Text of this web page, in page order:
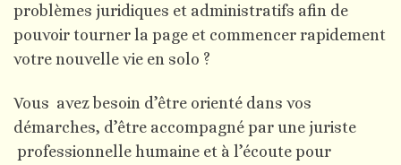
problèmes juridiques et administratifs afin de
pouvoir tourner la page et commencer rapidement
votre nouvelle vie en solo ?
Vous avez besoin d’être orienté dans vos
démarches, d’être accompagné par une juriste
professionnelle humaine et à l’écoute pour